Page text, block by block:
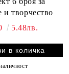
и творчество
5.48лв.